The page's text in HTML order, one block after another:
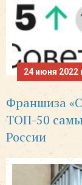
24 июня 2022
Франшиза
ТОП-50
России